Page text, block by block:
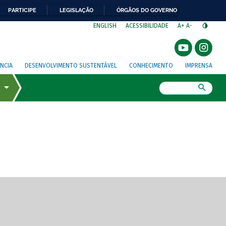
PARTICIPE LEGISLAÇÃO ÓRGÃOS DO GOVERNO
ENGLISH ACESSIBILIDADE A+ A-
DESENVOLVIMENTO SUSTENTÁVEL CONHECIMENTO IMPRENSA
de tela